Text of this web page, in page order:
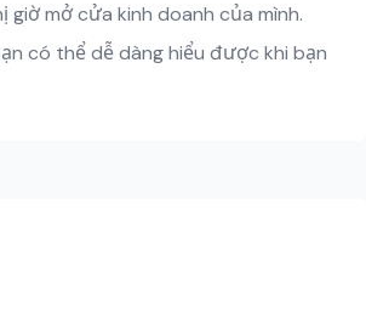
giờ mở cửa kinh doanh của mình.
có thể dễ dàng hiểu được khi bạn